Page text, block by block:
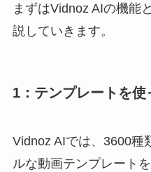
まずはVidnoz AIの機能
説していきます。
1：テンプレートを
Vidnoz AIでは、3600種
ルな動画テンプレート